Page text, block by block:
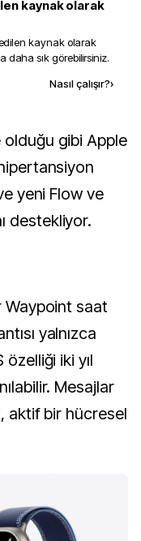
kaynak olarak
kaynak olarak
daha sık görebilirsiniz.
Nasıl çalışır?›
yeni Flow ve
destekliyor.
Waypoint saat
yalnızca
iki yıl
Mesajlar
aktif bir hücresel